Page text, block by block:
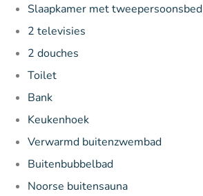
Slaapkamer met tweepersoonsbed
2 televisies
2 douches
Toilet
Bank
Keukenhoek
Verwarmd buitenzwembad
Buitenbubbelbad
Noorse buitensauna